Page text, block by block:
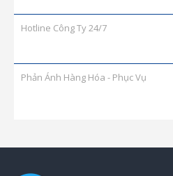
Hotline Công Ty 24/7
Phản Ánh Hàng Hóa - Phục Vụ